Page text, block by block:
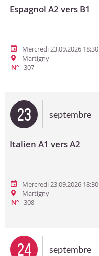
Espagnol A2 vers B1
Mercredi 23.09.2026 18:30
Martigny
N°
307
23 septembre
Italien A1 vers A2
Mercredi 23.09.2026 18:30
Martigny
N°
308
24 septembre